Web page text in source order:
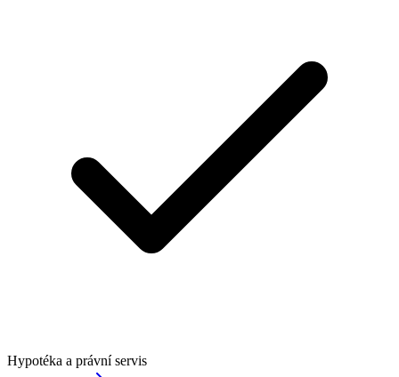
Hypotéka a právní servis